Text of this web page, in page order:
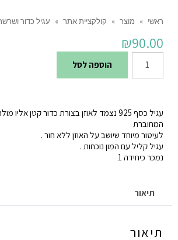
ראשי » מוצר » קולקציית אתר » עגיל כדור
₪90.00
כמות
של
כדור
ושרשרת
הוספה לסל
עגיל כסף 925 נצמד לאוזן בצורת כדור קטן
המחוברת
לעיטור מיוחד שיושב על האוזן ללא חור .
עגיל קליל עם המון נוכחות .
נמכר כיחידה 1
תיאור
תיאור